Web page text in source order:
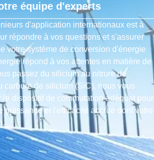
équipe d'experts
d'application internationaux est à
répondre à vos questions et s'assurer
votre système de conversion d'énergie
répond à vos attentes en matière de
passez du silicium au nitrure de
carbure de silicium (SiC), nous vous
le dispositif de commutation adéquat pour
puissance et l'efficacité accrue dont votre